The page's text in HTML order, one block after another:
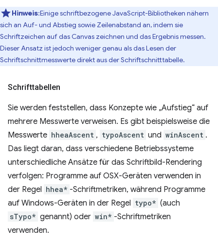
Hinweis:Einige schriftbezogene JavaScript-Bibliotheken nähern
sich an Auf- und Abstieg sowie Zeilenabstand an, indem sie
Schriftzeichen auf das Canvas zeichnen und das Ergebnis messen.
Dieser Ansatz ist jedoch weniger genau als das Lesen der
Schriftschnittmesswerte direkt aus der Schriftschnitttabelle.
Schrifttabellen
Sie werden feststellen, dass Konzepte wie „Aufstieg“ auf
mehrere Messwerte verweisen. Es gibt beispielsweise die
Messwerte hheaAscent , typoAscent und winAscent .
Das liegt daran, dass verschiedene Betriebssysteme
unterschiedliche Ansätze für das Schriftbild-Rendering
verfolgen: Programme auf OSX-Geräten verwenden in
der Regel hhea* -Schriftmetriken, während Programme
auf Windows-Geräten in der Regel typo* (auch
sTypo* genannt) oder win* -Schriftmetriken
verwenden.